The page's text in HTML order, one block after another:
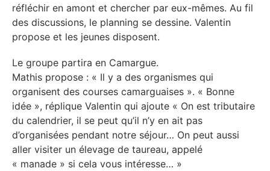
réfléchir en amont et chercher par eux-mêmes. Au fil
des discussions, le planning se dessine. Valentin
propose et les jeunes disposent.
Le groupe partira en Camargue.
Mathis propose : « Il y a des organismes qui
organisent des courses camarguaises ». « Bonne
idée », réplique Valentin qui ajoute « On est tributaire
du calendrier, il se peut qu’il n’y en ait pas
d’organisées pendant notre séjour… On peut aussi
aller visiter un élevage de taureau, appelé
« manade » si cela vous intéresse… »